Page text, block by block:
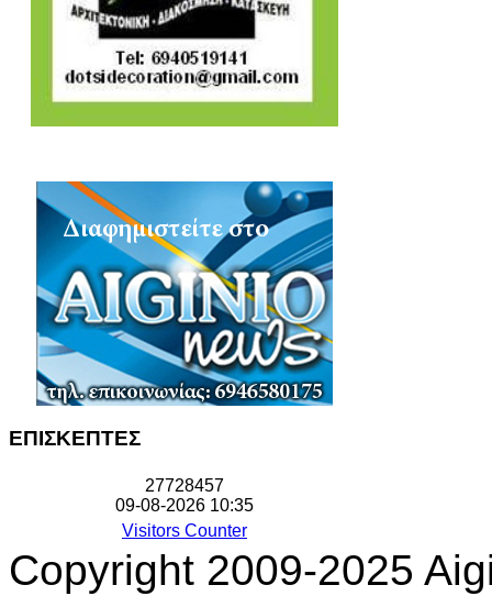
ΕΠΙΣΚΕΠΤΕΣ
27728457
09-08-2026 10:35
Visitors Counter
Copyright 2009-2025